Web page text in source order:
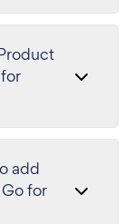
add
for